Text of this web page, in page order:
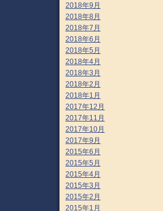
2018年9月
2018年8月
2018年7月
2018年6月
2018年5月
2018年4月
2018年3月
2018年2月
2018年1月
2017年12月
2017年11月
2017年10月
2017年9月
2015年6月
2015年5月
2015年4月
2015年3月
2015年2月
2015年1月